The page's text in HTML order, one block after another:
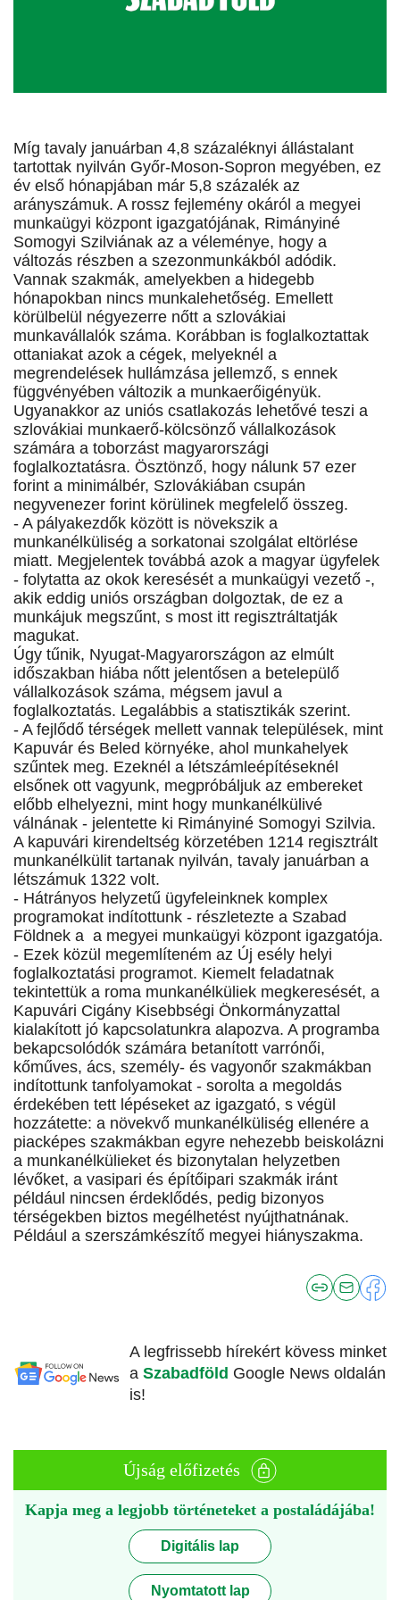
Míg tavaly januárban 4,8 százaléknyi állástalant
tartottak nyilván Győr-Moson-Sopron megyében, ez
év első hónapjában már 5,8 százalék az
arányszámuk. A rossz fejlemény okáról a megyei
munkaügyi központ igazgatójának, Rimányiné
Somogyi Szilviának az a véleménye, hogy a
változás részben a szezonmunkákból adódik.
Vannak szakmák, amelyekben a hidegebb
hónapokban nincs munkalehetőség. Emellett
körülbelül négyezerre nőtt a szlovákiai
munkavállalók száma. Korábban is foglalkoztattak
ottaniakat azok a cégek, melyeknél a
megrendelések hullámzása jellemző, s ennek
függvényében változik a munkaerőigényük.
Ugyanakkor az uniós csatlakozás lehetővé teszi a
szlovákiai munkaerő-kölcsönző vállalkozások
számára a toborzást magyarországi
foglalkoztatásra. Ösztönző, hogy nálunk 57 ezer
forint a minimálbér, Szlovákiában csupán
negyvenezer forint körülinek megfelelő összeg.
- A pályakezdők között is növekszik a
munkanélküliség a sorkatonai szolgálat eltörlése
miatt. Megjelentek továbbá azok a magyar ügyfelek
- folytatta az okok keresését a munkaügyi vezető -,
akik eddig uniós országban dolgoztak, de ez a
munkájuk megszűnt, s most itt regisztráltatják
magukat.
Úgy tűnik, Nyugat-Magyarországon az elmúlt
időszakban hiába nőtt jelentősen a betelepülő
vállalkozások száma, mégsem javul a
foglalkoztatás. Legalábbis a statisztikák szerint.
- A fejlődő térségek mellett vannak települések, mint
Kapuvár és Beled környéke, ahol munkahelyek
szűntek meg. Ezeknél a létszámleépítéseknél
elsőnek ott vagyunk, megpróbáljuk az embereket
előbb elhelyezni, mint hogy munkanélkülivé
válnának - jelentette ki Rimányiné Somogyi Szilvia.
A kapuvári kirendeltség körzetében 1214 regisztrált
munkanélkülit tartanak nyilván, tavaly januárban a
létszámuk 1322 volt.
- Hátrányos helyzetű ügyfeleinknek komplex
programokat indítottunk - részletezte a Szabad
Földnek a a megyei munkaügyi központ igazgatója.
- Ezek közül megemlíteném az Új esély helyi
foglalkoztatási programot. Kiemelt feladatnak
tekintettük a roma munkanélküliek megkeresését, a
Kapuvári Cigány Kisebbségi Önkormányzattal
kialakított jó kapcsolatunkra alapozva. A programba
bekapcsolódók számára betanított varrónői,
kőműves, ács, személy- és vagyonőr szakmákban
indítottunk tanfolyamokat - sorolta a megoldás
érdekében tett lépéseket az igazgató, s végül
hozzátette: a növekvő munkanélküliség ellenére a
piacképes szakmákban egyre nehezebb beiskolázni
a munkanélkülieket és bizonytalan helyzetben
lévőket, a vasipari és építőipari szakmák iránt
például nincsen érdeklődés, pedig bizonyos
térségekben biztos megélhetést nyújthatnának.
Például a szerszámkészítő megyei hiányszakma.
A legfrissebb hírekért kövess minket
a Szabadföld Google News oldalán
is!
Újság előfizetés
Kapja meg a legjobb történeteket a postaládájába!
Digitális lap
Nyomtatott lap